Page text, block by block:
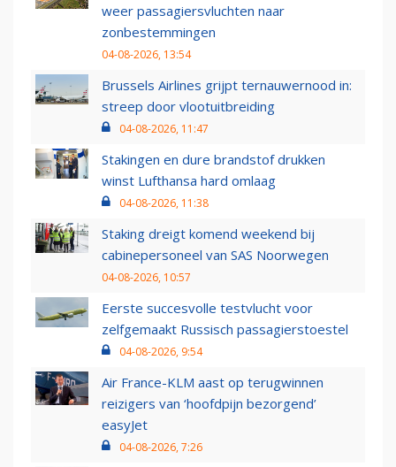
weer passagiersvluchten naar
zonbestemmingen
04-08-2026, 13:54
Brussels Airlines grijpt ternauwernood in:
streep door vlootuitbreiding
04-08-2026, 11:47
Stakingen en dure brandstof drukken
winst Lufthansa hard omlaag
04-08-2026, 11:38
Staking dreigt komend weekend bij
cabinepersoneel van SAS Noorwegen
04-08-2026, 10:57
Eerste succesvolle testvlucht voor
zelfgemaakt Russisch passagierstoestel
04-08-2026, 9:54
Air France-KLM aast op terugwinnen
reizigers van ‘hoofdpijn bezorgend’
easyJet
04-08-2026, 7:26